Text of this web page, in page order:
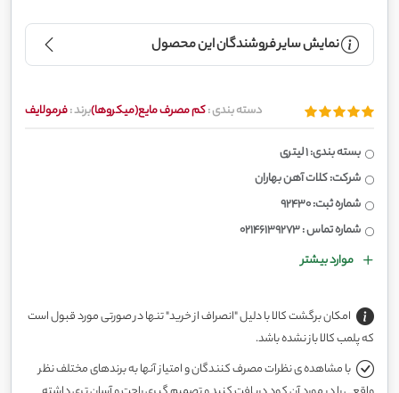
نمایش سایر فروشندگان این محصول
دسته بندی :کم مصرف مایع(میکروها)برند :فرمولایف
بسته بندی: 1 لیتری
شرکت: کلات آهن بهاران
شماره ثبت: 92430
شماره تماس : 02146139273
موارد بیشتر
امکان برگشت کالا با دلیل "انصراف از خرید" تنها در صورتی مورد قبول است
که پلمب کالا باز نشده باشد.
با مشاهده ی نظرات مصرف کنندگان و امتیاز آنها به برندهای مختلف نظر